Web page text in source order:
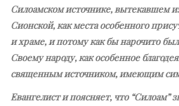
Силоамском источнике, вытекавшем
Сионской, как места особенного
и храме, и потому как бы нарочито
Своему народу, как особенное
священным источником, имеющим
Евангелист и поясняет, что “Силоам”